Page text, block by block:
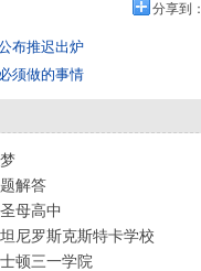
分享到：
布推迟出炉
须做的事情
解答
母高中
尼罗斯克斯特卡学校
顿三一学院